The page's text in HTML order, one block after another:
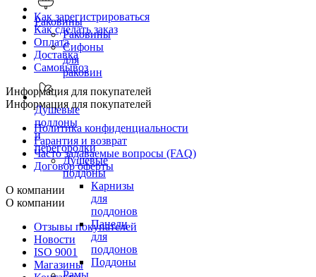
Раковины
Раковины
Сифоны
для
раковин
Душевые
поддоны
и
перегородки
Душевые
поддоны
Карнизы
для
поддонов
Панели
для
поддонов
Поддоны
Как зарегистрироваться
Как сделать заказ
Оплата
Доставка
Самовывоз
Информация для покупателей
Информация для покупателей
Политика конфиденциальности
Гарантия и возврат
Часто задаваемые вопросы (FAQ)
Договор оферты
О компании
О компании
Отзывы покупателей
Новости
ISO 9001
Магазины